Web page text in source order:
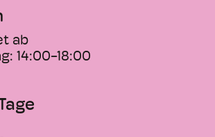
Sainte-Suzanne“ hergestellt
nahe Montbéliard.
ab
14:00-18:00